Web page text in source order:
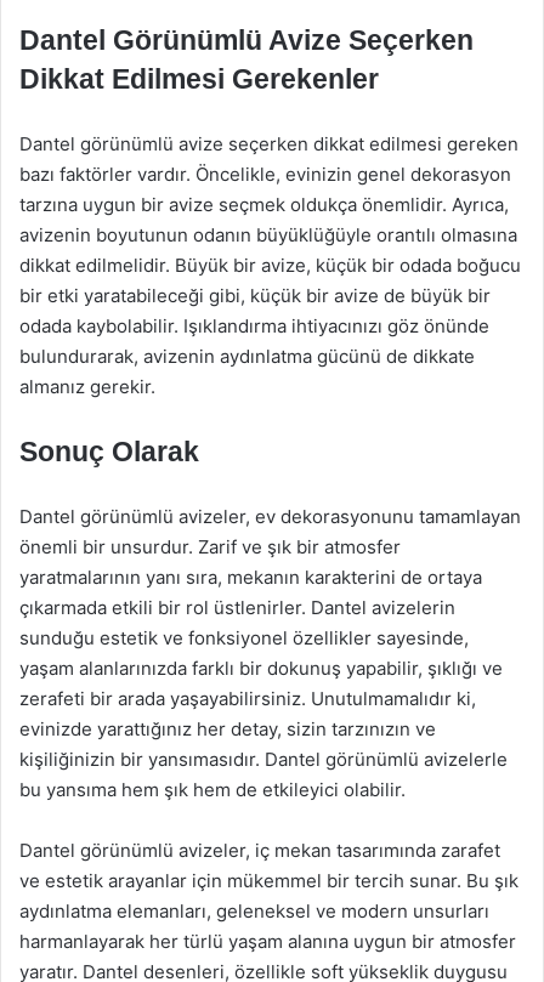
Dantel Görünümlü Avize Seçerken
Dikkat Edilmesi Gerekenler
Dantel görünümlü avize seçerken dikkat edilmesi gereken
bazı faktörler vardır. Öncelikle, evinizin genel dekorasyon
tarzına uygun bir avize seçmek oldukça önemlidir. Ayrıca,
avizenin boyutunun odanın büyüklüğüyle orantılı olmasına
dikkat edilmelidir. Büyük bir avize, küçük bir odada boğucu
bir etki yaratabileceği gibi, küçük bir avize de büyük bir
odada kaybolabilir. Işıklandırma ihtiyacınızı göz önünde
bulundurarak, avizenin aydınlatma gücünü de dikkate
almanız gerekir.
Sonuç Olarak
Dantel görünümlü avizeler, ev dekorasyonunu tamamlayan
önemli bir unsurdur. Zarif ve şık bir atmosfer
yaratmalarının yanı sıra, mekanın karakterini de ortaya
çıkarmada etkili bir rol üstlenirler. Dantel avizelerin
sunduğu estetik ve fonksiyonel özellikler sayesinde,
yaşam alanlarınızda farklı bir dokunuş yapabilir, şıklığı ve
zerafeti bir arada yaşayabilirsiniz. Unutulmamalıdır ki,
evinizde yarattığınız her detay, sizin tarzınızın ve
kişiliğinizin bir yansımasıdır. Dantel görünümlü avizelerle
bu yansıma hem şık hem de etkileyici olabilir.
Dantel görünümlü avizeler, iç mekan tasarımında zarafet
ve estetik arayanlar için mükemmel bir tercih sunar. Bu şık
aydınlatma elemanları, geleneksel ve modern unsurları
harmanlayarak her türlü yaşam alanına uygun bir atmosfer
yaratır. Dantel desenleri, özellikle soft yükseklik duygusu